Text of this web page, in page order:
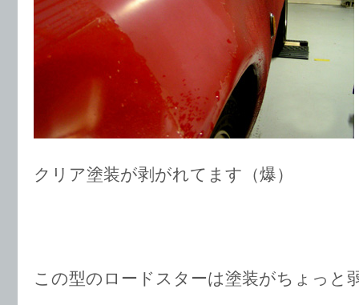
クリア塗装が剥がれてます（爆）
この型のロードスターは塗装がちょっと